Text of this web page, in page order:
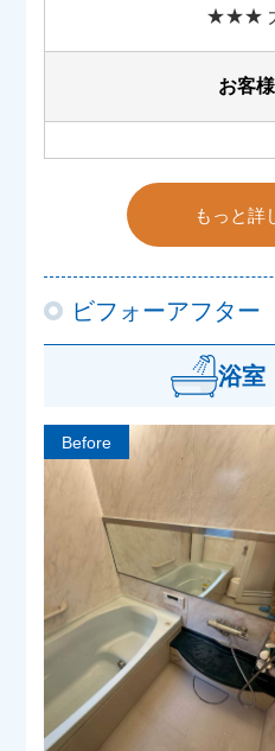
★★★
お客
もっと詳
ビフォーアフター
浴室
Before